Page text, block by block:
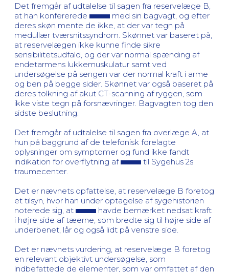
Det fremgår af udtalelse til sagen fra reservelæge B,
at han konfererede
med sin bagvagt, og efter
deres skøn mente de ikke, at der var tegn på
medullær tværsnitssyndrom. Skønnet var baseret på,
at reservelægen ikke kunne finde sikre
sensibilitetsudfald, og der var normal spænding af
endetarmens lukkemuskulatur samt ved
undersøgelse på sengen var der normal kraft i arme
og ben på begge sider. Skønnet var også baseret på
deres tolkning af akut CT-scanning af ryggen, som
ikke viste tegn på forsnævringer. Bagvagten tog den
sidste beslutning.
Det fremgår af udtalelse til sagen fra overlæge A, at
hun på baggrund af de telefonisk forelagte
oplysninger om symptomer og fund ikke fandt
indikation for overflytning af
til Sygehus 2s
traumecenter.
Det er nævnets opfattelse, at reservelæge B foretog
et tilsyn, hvor han under optagelse af sygehistorien
noterede sig, at
havde bemærket nedsat kraft
i højre side af tæerne, som bredte sig til højre side af
underbenet, lår og også lidt på venstre side.
Det er nævnets vurdering, at reservelæge B foretog
en relevant objektivt undersøgelse, som
indbefattede de elementer, som var omfattet af den